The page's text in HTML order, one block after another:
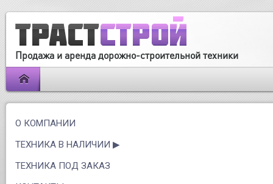
Продажа и аренда дорожно-строительной техники
О КОМПАНИИ
ТЕХНИКА В НАЛИЧИИ
ТЕХНИКА ПОД ЗАКАЗ